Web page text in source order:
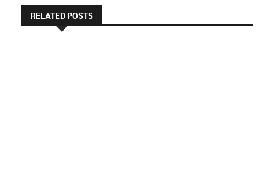
RELATED POSTS